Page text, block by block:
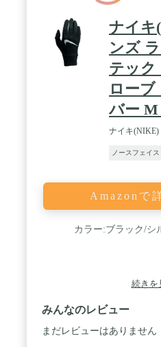
関連業など)に。【通年販売
ナイキ
ンズ
テック
ロー
バー M
ナイキ(NIKE)
ノースフェイ
Amazonで
カラー:ブラック/シ
続きを
みんなのレビュー
まだレビューはありません